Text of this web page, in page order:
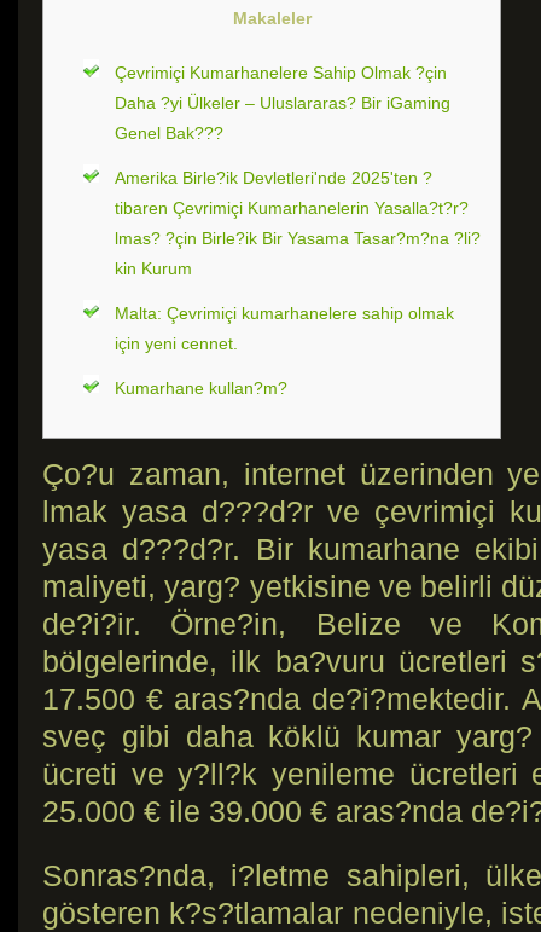
Makaleler
Çevrimiçi Kumarhanelere Sahip Olmak ?çin
Daha ?yi Ülkeler – Uluslararas? Bir iGaming
Genel Bak???
Amerika Birle?ik Devletleri'nde 2025'ten ?
tibaren Çevrimiçi Kumarhanelerin Yasalla?t?r?
lmas? ?çin Birle?ik Bir Yasama Tasar?m?na ?li?
kin Kurum
Malta: Çevrimiçi kumarhanelere sahip olmak
için yeni cennet.
Kumarhane kullan?m?
Ço?u zaman, internet üzerinden
lmak yasa d???d?r ve çevrimiçi
yasa d???d?r. Bir kumarhane
maliyeti, yarg? yetkisine ve belirli
de?i?ir. Örne?in, Belize ve
bölgelerinde, ilk ba?vuru ücretleri
17.500 € aras?nda de?i?mektedir.
sveç gibi daha köklü kumar
ücreti ve y?ll?k yenileme ücretleri
25.000 € ile 39.000 € aras?nda
Sonras?nda, i?letme sahipleri,
gösteren k?s?tlamalar nedeniyle,